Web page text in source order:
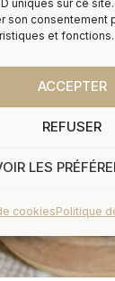
uniques sur ce
son consentement
et fonctions.
ACCEPTER
REFUSER
LES
cookiesPolitique